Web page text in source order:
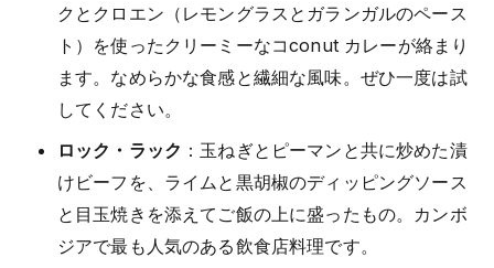
クとクロエン（レモングラスとガランガルのペース
ト）を使ったクリーミーなコconut カレーが絡まり
ます。なめらかな食感と繊細な風味。ぜひ一度は試
してください。
ロック・ラック ：玉ねぎとピーマンと共に炒めた漬
けビーフを、ライムと黒胡椒のディッピングソース
と目玉焼きを添えてご飯の上に盛ったもの。カンボ
ジアで最も人気のある飲食店料理です。